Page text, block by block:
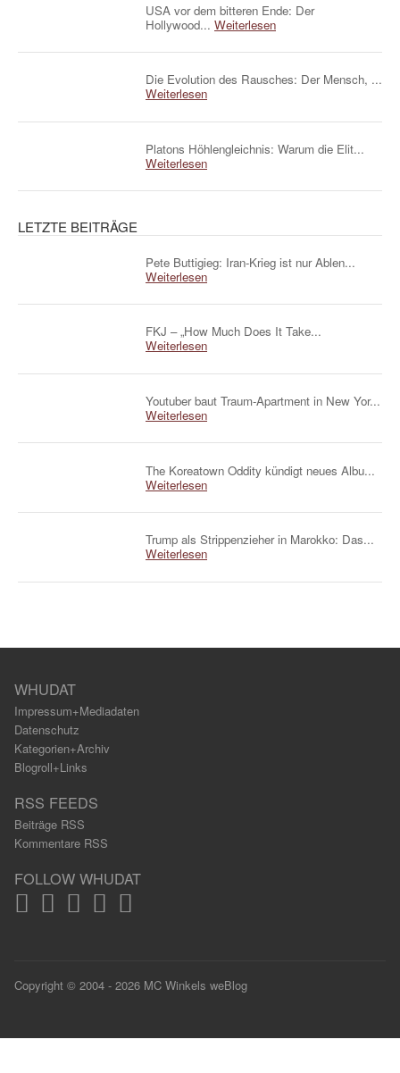
USA vor dem bitteren Ende: Der
Hollywood... Weiterlesen
Die Evolution des Rausches: Der Mensch, ...
Weiterlesen
Platons Höhlengleichnis: Warum die Elit...
Weiterlesen
LETZTE BEITRÄGE
Pete Buttigieg: Iran-Krieg ist nur Ablen...
Weiterlesen
FKJ – „How Much Does It Take...
Weiterlesen
Youtuber baut Traum-Apartment in New Yor...
Weiterlesen
The Koreatown Oddity kündigt neues Albu...
Weiterlesen
Trump als Strippenzieher in Marokko: Das...
Weiterlesen
WHUDAT
Impressum+Mediadaten
Datenschutz
Kategorien+Archiv
Blogroll+Links
RSS FEEDS
Beiträge RSS
Kommentare RSS
FOLLOW WHUDAT
Copyright © 2004 - 2026 MC Winkels weBlog